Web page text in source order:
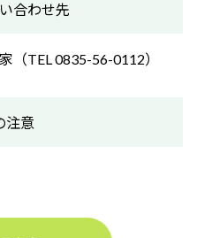
合わせ先
（TEL 0835-56-0112）
注意